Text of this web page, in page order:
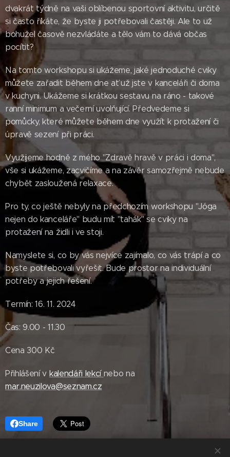
dvakrát týdně na vaši oblíbenou sportovní aktivitu, určitě
si často říkáte, že byste ji potřebovali častěji. Ale to už
bohužel časově nezvládáte a tělo vám to dává občas
pocítit?
Na tomto workshopu si ukážeme, jaké jednoduché cviky
můžete zařadit během dne ať už jste v kanceláři či doma
v kuchyni. Ukážeme si krátkou sestavu na ráno - takové
ranní minimum a večerní uvolňující. Předvedeme si
pomůcky, které můžete během dne využít k protažení či
úpravě sezení při práci.
Využijeme hodně z mého "Zdravě hravě v práci i doma",
vše si ukážeme, zacvičíme a na závěr samozřejmě nebude
chybět zasloužená relaxace.
Pro ty, co ještě nebyly na předchozím workshopu "Jóga
nejen do kanceláře" budu mít "tahák" se cviky na
protažení na židli i ve stoji.
Namyslete si, co by vás nejvíce zajímalo, co vás trápí a co
byste potřebovali vyřešit. Bude prostor na individuální
potřeby a jejich řešení.
Termín: 16. 11. 2024
Čas: 9.00 - 11.30
Cena 300 Kč
Přihlášení v kalendáři lekcí nebo na
mar.neuzilova@seznam.cz
Share